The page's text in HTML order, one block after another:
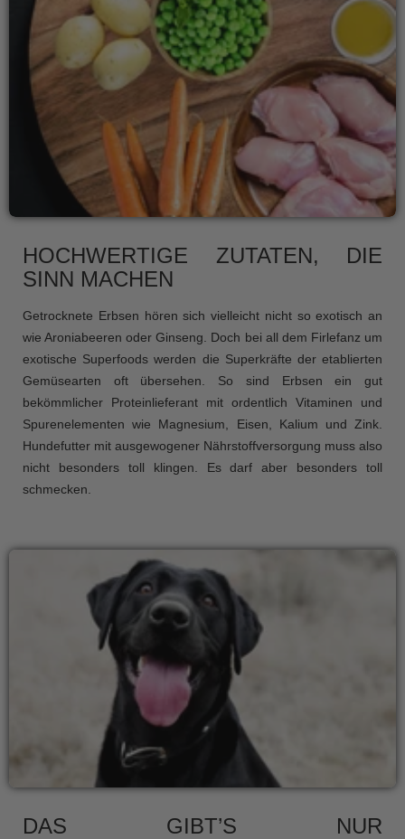
HOCHWERTIGE ZUTATEN, DIE
SINN MACHEN
Getrocknete Erbsen hören sich vielleicht nicht so exotisch an
wie Aroniabeeren oder Ginseng. Doch bei all dem Firlefanz um
exotische Superfoods werden die Superkräfte der etablierten
Gemüsearten oft übersehen. So sind Erbsen ein gut
bekömmlicher Proteinlieferant mit ordentlich Vitaminen und
Spurenelementen wie Magnesium, Eisen, Kalium und Zink.
Hundefutter mit ausgewogener Nährstoffversorgung muss also
nicht besonders toll klingen. Es darf aber besonders toll
schmecken.
DAS GIBT’S NUR